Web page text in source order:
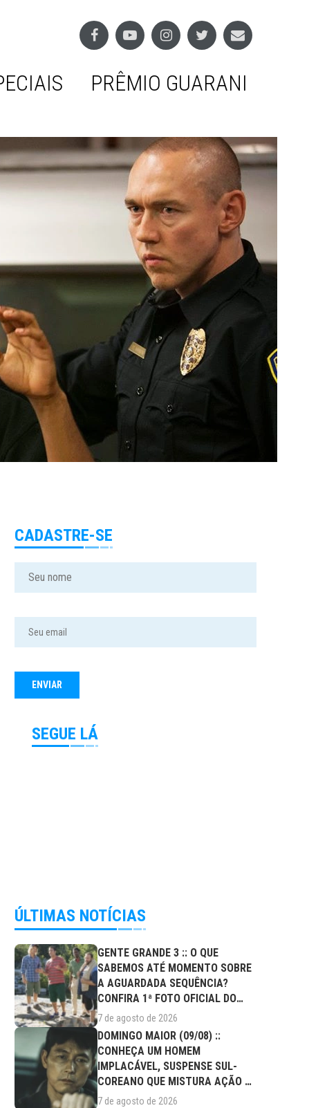
PRÊMIO GUARANI
CADASTRE-SE
SEGUE LÁ
ÚLTIMAS NOTÍCIAS
GENTE GRANDE 3 :: O QUE
SABEMOS ATÉ MOMENTO SOBRE
A AGUARDADA SEQUÊNCIA?
CONFIRA 1ª FOTO OFICIAL DO
ELENCO!
7 de agosto de 2026
DOMINGO MAIOR (09/08) ::
CONHEÇA UM HOMEM
IMPLACÁVEL, SUSPENSE SUL-
COREANO QUE MISTURA AÇÃO E
DRAMA FAMILIAR
7 de agosto de 2026